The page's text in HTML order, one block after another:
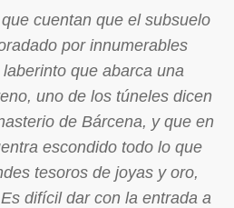
cuentan que el subsuelo
por innumerables
que abarca una
uno de los túneles dicen
de Bárcena, y que en
escondido todo lo que
tesoros de joyas y oro,
difícil dar con la entrada a